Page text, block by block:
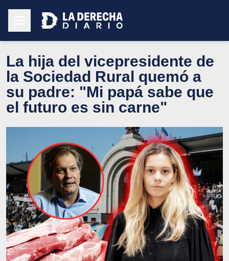
La hija del vicepresidente de
la Sociedad Rural quemó a
su padre: "Mi papá sabe que
el futuro es sin carne"